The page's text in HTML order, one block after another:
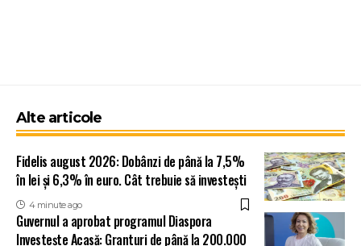
Alte articole
Fidelis august 2026: Dobânzi de până la 7,5%
în lei și 6,3% în euro. Cât trebuie să investești
4 minute ago
Guvernul a aprobat programul Diaspora
Investește Acasă: Granturi de până la 200.000